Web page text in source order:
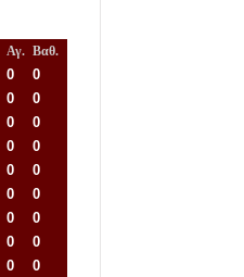
Αγ. Βαθ.
0
0
0
0
0
0
0
0
0
0
0
0
0
0
0
0
0
0